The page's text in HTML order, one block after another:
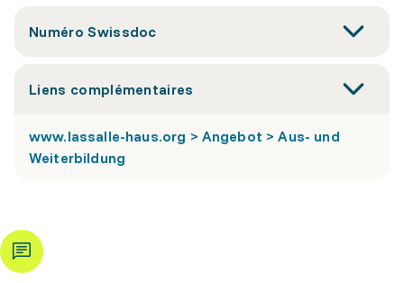
Numéro Swissdoc
Liens complémentaires
www.lassalle-haus.org > Angebot > Aus- und
Weiterbildung